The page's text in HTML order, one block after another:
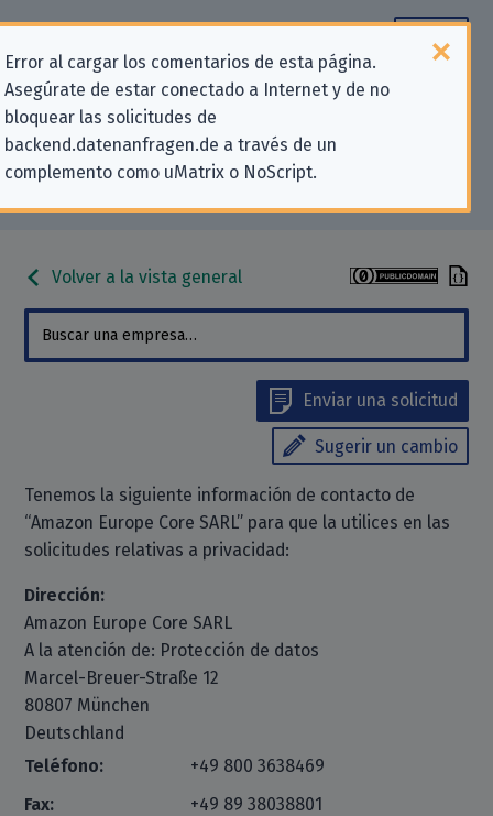
Error al cargar los comentarios de esta página.
Asegúrate de estar conectado a Internet y de no
bloquear las solicitudes de
backend.datenanfragen.de a través de un
complemento como uMatrix o NoScript.
Información de contacto para
solicitudes relativas a la privacidad
para «Amazon Europe Core SARL»
Volver a la vista general
Enviar una solicitud
Sugerir un cambio
Tenemos la siguiente información de contacto de
“Amazon Europe Core SARL” para que la utilices en las
solicitudes relativas a privacidad:
Dirección:
Amazon Europe Core SARL
A la atención de: Protección de datos
Marcel-Breuer-Straße 12
80807 München
Deutschland
Teléfono:
+49 800 3638469
Fax:
+49 89 38038801